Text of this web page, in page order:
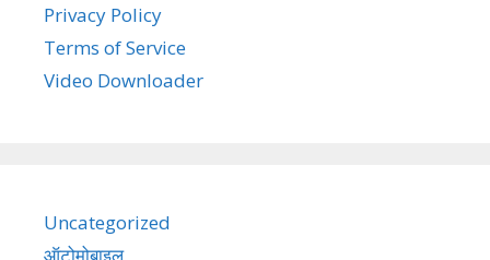
Privacy Policy
Terms of Service
Video Downloader
Uncategorized
ऑटोमोबाइल